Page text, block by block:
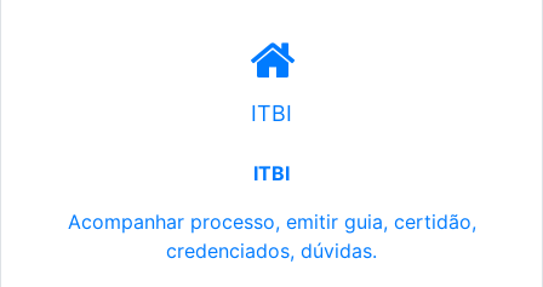
ITBI
ITBI
Acompanhar processo, emitir guia, certidão,
credenciados, dúvidas.